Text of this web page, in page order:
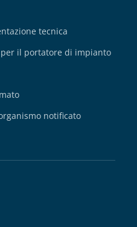
tecnica
il portatore di impianto
notificato